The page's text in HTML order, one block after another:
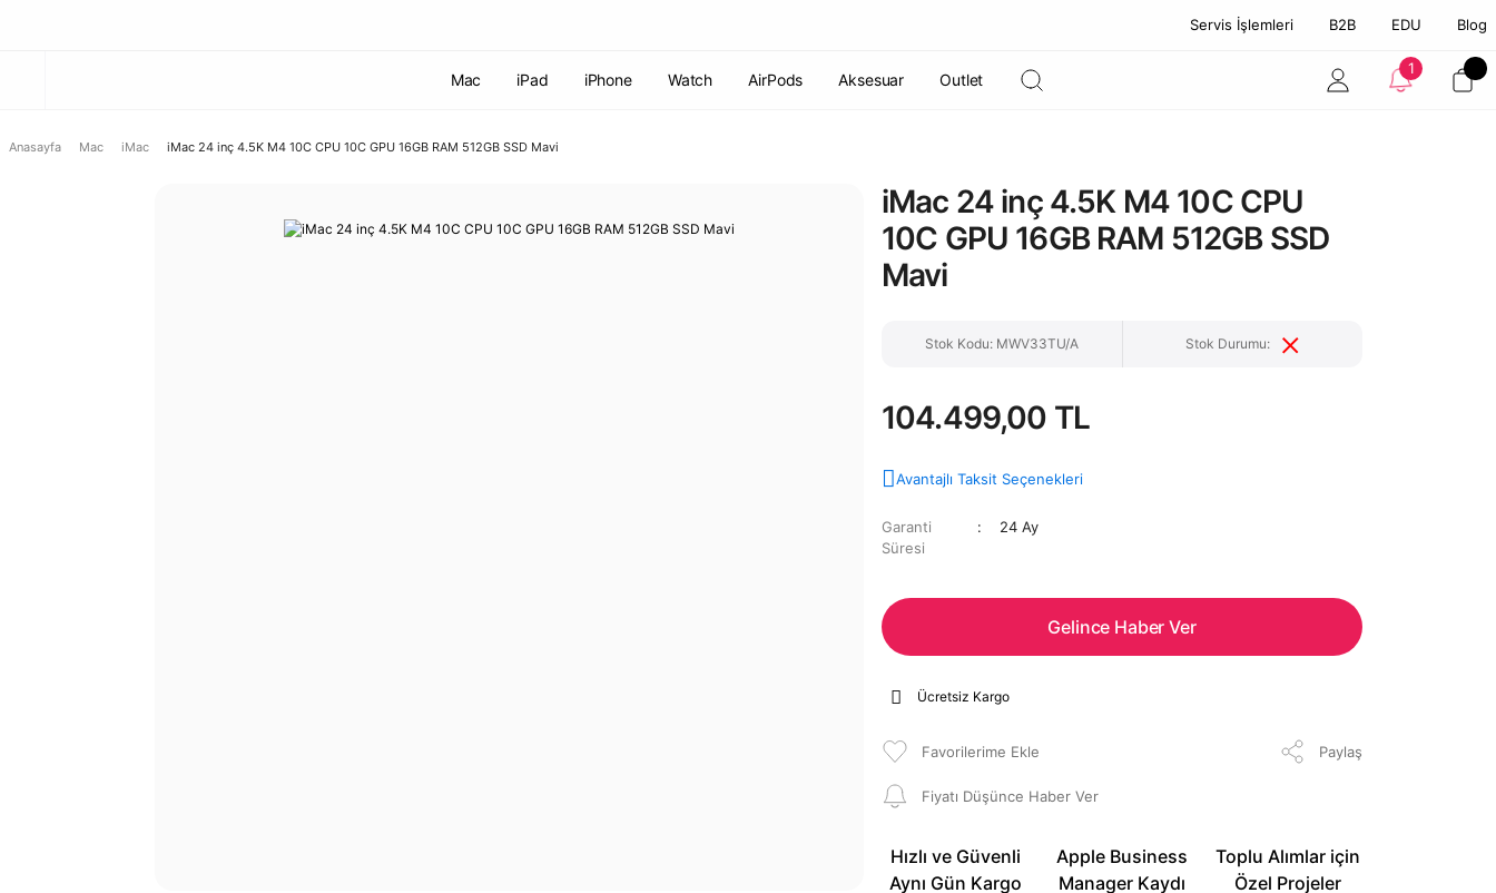
Servis İşlemleri B2B EDU Blog
Mac iPad iPhone Watch AirPods Aksesuar Outlet
1
Anasayfa Mac iMac iMac 24 inç 4.5K M4 10C CPU 10C GPU 16GB RAM 512GB SSD Mavi
iMac 24 inç 4.5K M4 10C CPU
10C GPU 16GB RAM 512GB SSD
Mavi
Stok Kodu: MWV33TU/A Stok Durumu:
104.499,00 TL
Avantajlı Taksit Seçenekleri
Garanti
Süresi
24 Ay
Gelince Haber Ver
Ücretsiz Kargo
Paylaş
Fiyatı Düşünce Haber Ver
Hızlı ve Güvenli
Aynı Gün Kargo
Apple Business
Manager Kaydı
Toplu Alımlar için
Özel Projeler